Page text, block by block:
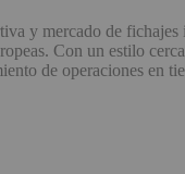
y mercado de
Con un estilo
de operaciones en